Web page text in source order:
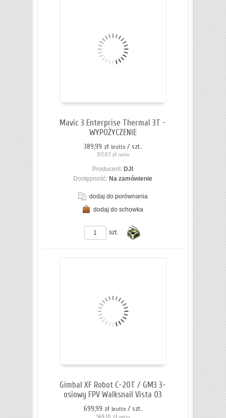
Mavic 3 Enterprise Thermal 3T -
WYPOŻYCZENIE
389,99 zł brutto / szt.
317,07 zł netto
Producent: DJI
Dostępność: Na zamówienie
dodaj do porównania
dodaj do schowka
szt.
Gimbal XF Robot C-20T / GM3 3-
osiowy FPV Walksnail Vista O3
699,99 zł brutto / szt.